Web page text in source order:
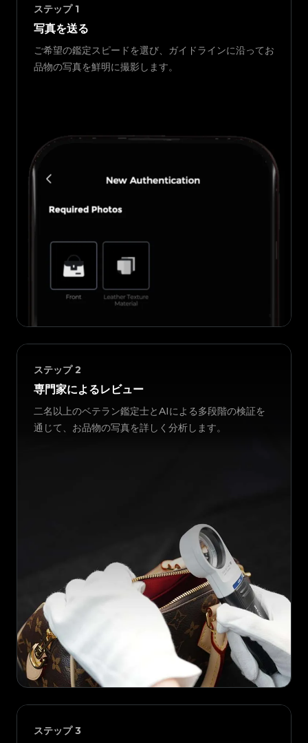
ステップ 1
写真を送る
ご希望の鑑定スピードを選び、ガイドラインに沿ってお
品物の写真を鮮明に撮影します。
ステップ 2
専門家によるレビュー
二名以上のベテラン鑑定士とAIによる多段階の検証を
通じて、お品物の写真を詳しく分析します。
ステップ 3